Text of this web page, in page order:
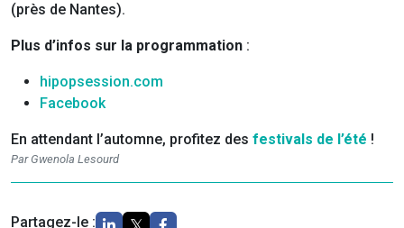
(près de Nantes).
Plus d’infos sur la programmation : ​
hipopsession.com
Facebook
En attendant l’automne, profitez des festivals de l’été !
Par Gwenola Lesourd
Partagez-le :